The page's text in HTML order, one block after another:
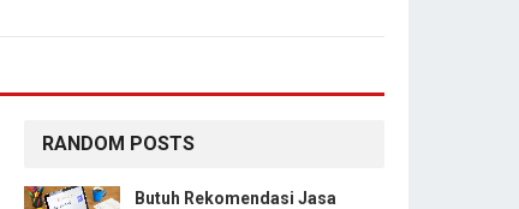
RANDOM POSTS
Butuh Rekomendasi Jasa